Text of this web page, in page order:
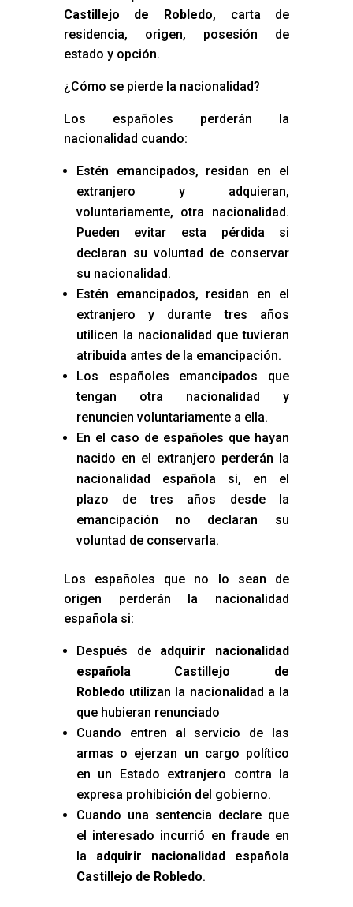
Castillejo de Robledo, carta de
residencia, origen, posesión de
estado y opción.
¿Cómo se pierde la nacionalidad?
Los españoles perderán la
nacionalidad cuando:
Estén emancipados, residan en el
extranjero y adquieran,
voluntariamente, otra nacionalidad.
Pueden evitar esta pérdida si
declaran su voluntad de conservar
su nacionalidad.
Estén emancipados, residan en el
extranjero y durante tres años
utilicen la nacionalidad que tuvieran
atribuida antes de la emancipación.
Los españoles emancipados que
tengan otra nacionalidad y
renuncien voluntariamente a ella.
En el caso de españoles que hayan
nacido en el extranjero perderán la
nacionalidad española si, en el
plazo de tres años desde la
emancipación no declaran su
voluntad de conservarla.
Los españoles que no lo sean de
origen perderán la nacionalidad
española si:
Después de adquirir nacionalidad
española Castillejo de
Robledo utilizan la nacionalidad a la
que hubieran renunciado
Cuando entren al servicio de las
armas o ejerzan un cargo político
en un Estado extranjero contra la
expresa prohibición del gobierno.
Cuando una sentencia declare que
el interesado incurrió en fraude en
la adquirir nacionalidad española
Castillejo de Robledo.